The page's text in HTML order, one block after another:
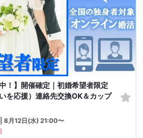
！】開催確定｜初婚希望者限定
を応援）連絡先交換OK＆カップ
8月12日(水) 21:00〜